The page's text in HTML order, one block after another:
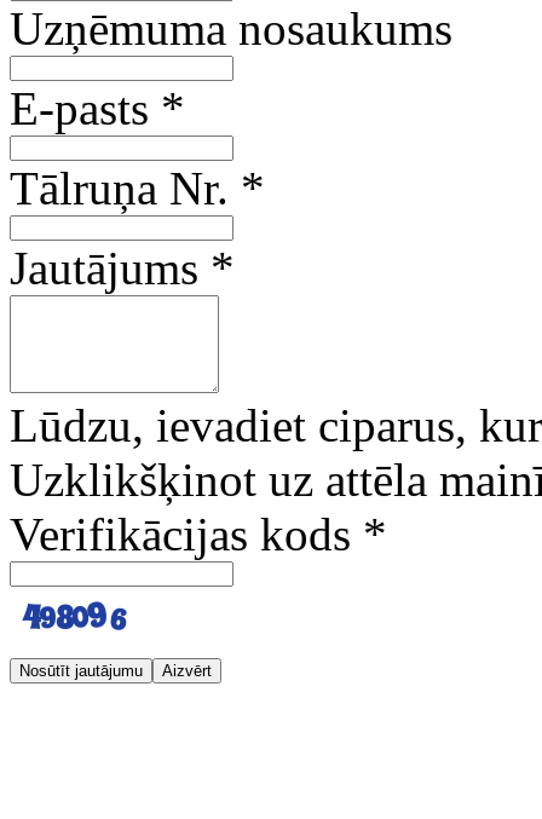
Uzņēmuma nosaukums
E-pasts *
Tālruņa Nr. *
Jautājums *
Lūdzu, ievadiet ciparus,
Uzklikšķinot uz attēla
Verifikācijas kods *
Nosūtīt jautājumu Aizvērt